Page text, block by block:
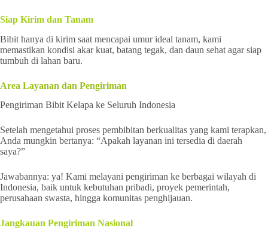
Siap Kirim dan Tanam
Bibit hanya di kirim saat mencapai umur ideal tanam, kami
memastikan kondisi akar kuat, batang tegak, dan daun sehat agar siap
tumbuh di lahan baru.
Area Layanan dan Pengiriman
Pengiriman Bibit Kelapa ke Seluruh Indonesia
Setelah mengetahui proses pembibitan berkualitas yang kami terapkan,
Anda mungkin bertanya: “Apakah layanan ini tersedia di daerah
saya?”
Jawabannya: ya! Kami melayani pengiriman ke berbagai wilayah di
Indonesia, baik untuk kebutuhan pribadi, proyek pemerintah,
perusahaan swasta, hingga komunitas penghijauan.
Jangkauan Pengiriman Nasional